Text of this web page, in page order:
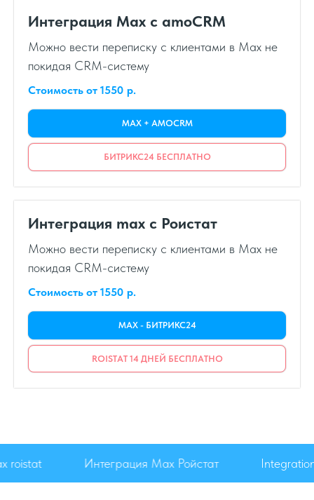
Интеграция Max с amoCRM
Можно вести переписку с клиентами в Max не
покидая CRM-систему
Стоимость от 1550 р.
MAX + AMOCRM
БИТРИКС24 БЕСПЛАТНО
Интеграция max с Роистат
Можно вести переписку с клиентами в Max не
покидая CRM-систему
Стоимость от 1550 р.
MAX - БИТРИКС24
ROISTAT 14 ДНЕЙ БЕСПЛАТНО
roistat Интеграция Max Ройстат